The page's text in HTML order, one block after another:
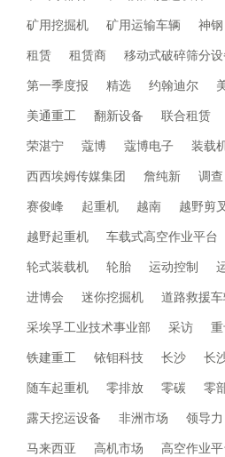
矿用挖掘机
矿用运输车辆 神钢
租赁
租赁商 移动式破碎筛分设
第一季度报
精选 约翰迪尔
美通重工
翻新设备 联合租赁
荣湛宁
蔻博 蔻博电子 装载
西西埃姆传媒集团
詹纯新 调查
赛俊峰
起重机 越南
越野剪
越野起重机
车载式高空作业平台
轮式装载机
轮胎 运动控制
进博会
迷你挖掘机 道路救援车
采埃孚工业技术事业部
采访
铁建重工
铱钼科技 长沙 长
随车起重机
零排放 零碳 零
露天挖运设备
非洲市场 领导力
马来西亚
高机市场 高空作业平